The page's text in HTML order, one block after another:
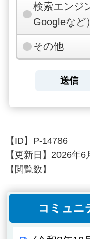
検索エンジ
Googleなど
その他
【ID】 P-14786
【更新日】 2026年6
【閲覧数】
コミュ